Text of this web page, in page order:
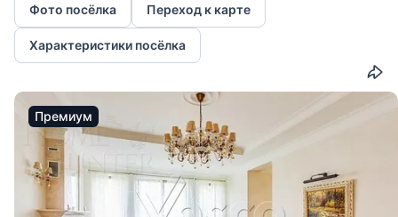
Фото посёлка Переход к карте
Характеристики посёлка
Премиум